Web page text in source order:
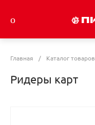
Главная / Каталог товаров
Ридеры карт